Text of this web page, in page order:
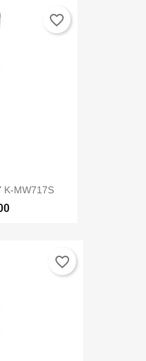
K-MW717S
favorite_border
favorite_border